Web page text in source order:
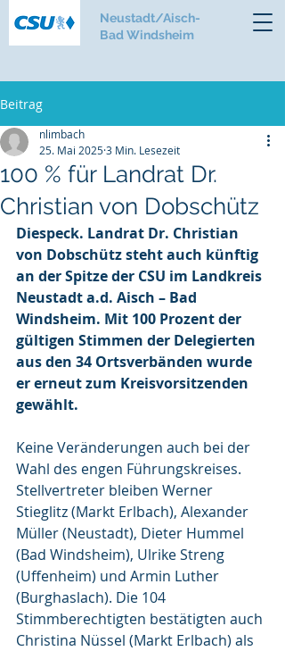
Neustadt/Aisch-
Bad Windsheim
Beitrag
100 % für Landrat Dr.
Christian von Dobschütz
nlimbach
25. Mai 20253 Min. Lesezeit
Diespeck. Landrat Dr. Christian
von Dobschütz steht auch künftig
an der Spitze der CSU im Landkreis
Neustadt a.d. Aisch – Bad
Windsheim. Mit 100 Prozent der
gültigen Stimmen der Delegierten
aus den 34 Ortsverbänden wurde
er erneut zum Kreisvorsitzenden
gewählt.
Keine Veränderungen auch bei der
Wahl des engen Führungskreises.
Stellvertreter bleiben Werner
Stieglitz (Markt Erlbach), Alexander
Müller (Neustadt), Dieter Hummel
(Bad Windsheim), Ulrike Streng
(Uffenheim) und Armin Luther
(Burghaslach). Die 104
Stimmberechtigten bestätigten auch
Christina Nüssel (Markt Erlbach) als